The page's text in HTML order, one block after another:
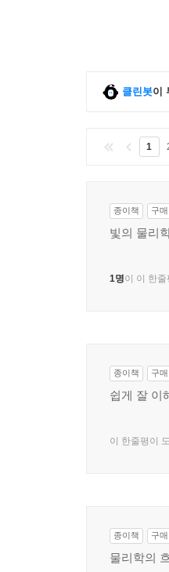
클린봇이
1
종이책 구매
빛의 물리
1명이 이 한
종이책 구매
쉽게 잘 이
이 한줄평이
종이책 구매
물리학의